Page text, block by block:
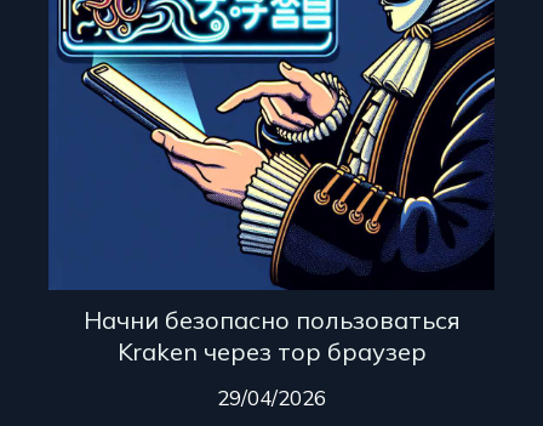
Начни безопасно пользоваться
Kraken через тор браузер
29/04/2026